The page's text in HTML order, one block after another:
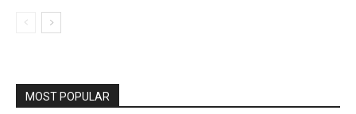
MOST POPULAR